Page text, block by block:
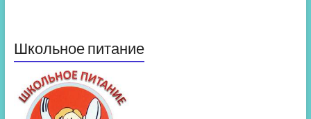
Школьное питание